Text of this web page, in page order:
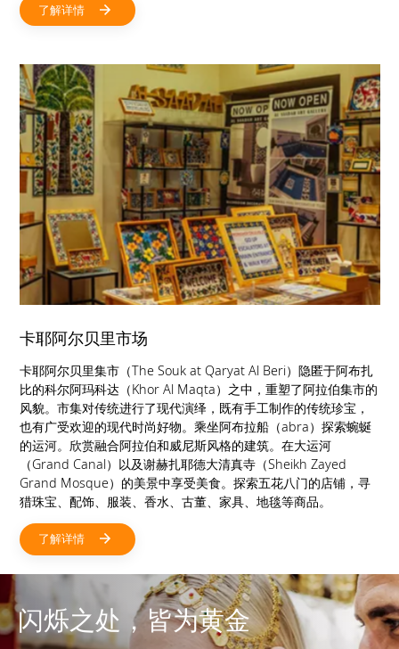
了解详情
卡耶阿尔贝里市场
卡耶阿尔贝里集市（The Souk at Qaryat Al Beri）隐匿于阿布扎
比的科尔阿玛科达（Khor Al Maqta）之中，重塑了阿拉伯集市的
风貌。市集对传统进行了现代演绎，既有手工制作的传统珍宝，
也有广受欢迎的现代时尚好物。乘坐阿布拉船（abra）探索蜿蜒
的运河。欣赏融合阿拉伯和威尼斯风格的建筑。在大运河
（Grand Canal）以及谢赫扎耶德大清真寺（Sheikh Zayed
Grand Mosque）的美景中享受美食。探索五花八门的店铺，寻
猎珠宝、配饰、服装、香水、古董、家具、地毯等商品。
了解详情
闪烁之处，皆为黄金